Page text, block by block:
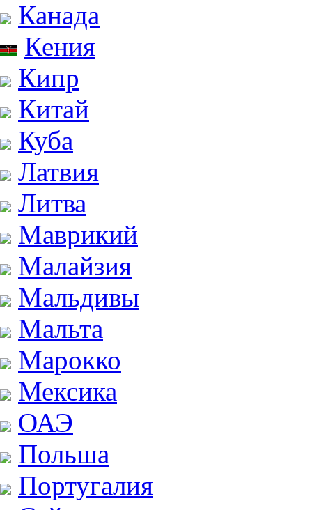
Канада
Кения
Кипр
Китай
Куба
Латвия
Литва
Маврикий
Малайзия
Мальдивы
Мальта
Марокко
Мексика
ОАЭ
Польша
Португалия